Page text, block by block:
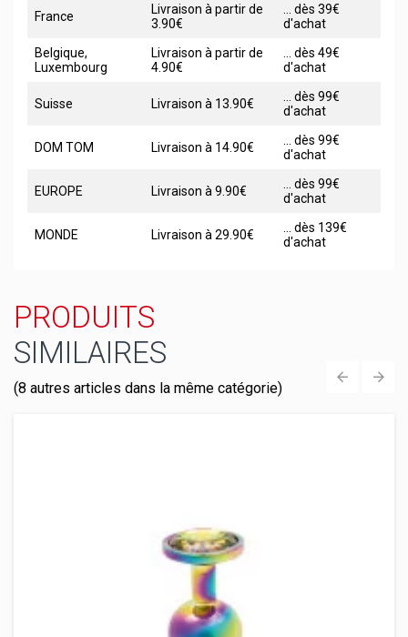
France
Livraison à partir de
3.90€
... dès 39€
d'achat
Belgique,
Luxembourg
Livraison à partir de
4.90€
... dès 49€
d'achat
Suisse Livraison à 13.90€
... dès 99€
d'achat
DOM TOM Livraison à 14.90€
... dès 99€
d'achat
EUROPE Livraison à 9.90€
... dès 99€
d'achat
MONDE Livraison à 29.90€
... dès 139€
d'achat
PRODUITS
SIMILAIRES
(8 autres articles dans la même catégorie)